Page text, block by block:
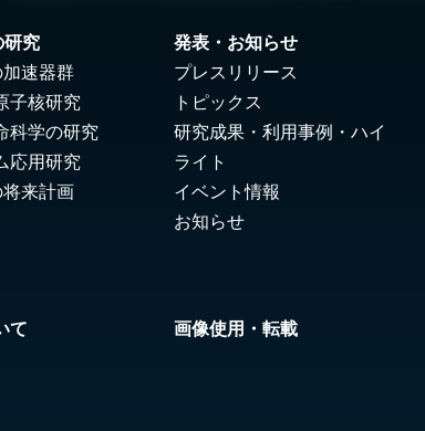
究
速器群
子核研究
科学の研究
応用研究
来計画
発表・お知らせ
プレスリリース
トピックス
研究成果・利用事例・ハイ
ライト
イベント情報
お知らせ
て 画像使用・転載